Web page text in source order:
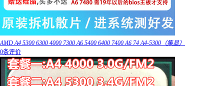
AMD A4 5300 6300 4000 7300 A6 5400 6400 7400 A6 74 A4-5300（集显）
0条评价